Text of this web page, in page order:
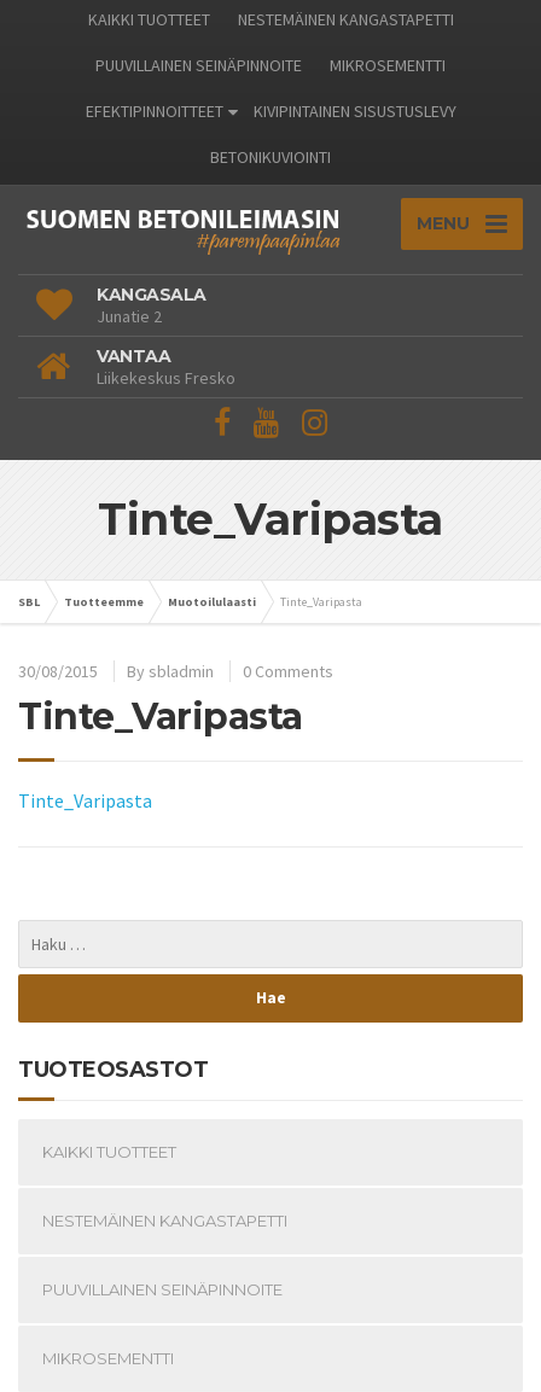
KAIKKI TUOTTEET NESTEMÄINEN KANGASTAPETTI
PUUVILLAINEN SEINÄPINNOITE MIKROSEMENTTI
EFEKTIPINNOITTEET KIVIPINTAINEN SISUSTUSLEVY
BETONIKUVIOINTI
MENU
KANGASALA
Junatie 2
VANTAA
Liikekeskus Fresko
Tinte_Varipasta
SBL Tuotteemme Muotoilulaasti Tinte_Varipasta
30/08/2015 By sbladmin 0 Comments
Tinte_Varipasta
Tinte_Varipasta
TUOTEOSASTOT
KAIKKI TUOTTEET
NESTEMÄINEN KANGASTAPETTI
PUUVILLAINEN SEINÄPINNOITE
MIKROSEMENTTI